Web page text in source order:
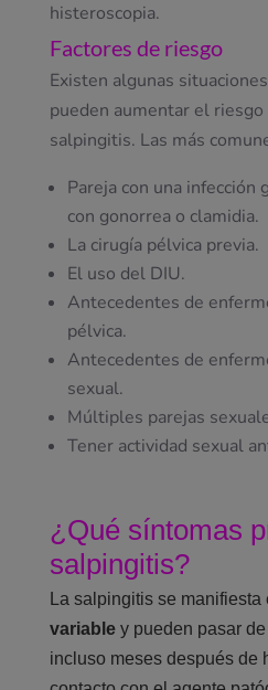
histeroscopia.
Factores de riesgo
Existen algunas
pueden aumentar el riesgo
salpingitis. Las más
Pareja con una
con gonorrea o clamidia.
La cirugía pélvica previa.
El uso del DIU.
Antecedentes de
pélvica.
Antecedentes de
sexual.
Múltiples parejas
Tener actividad sexual
¿Qué síntomas
salpingitis?
La salpingitis se manifiesta
variabley pueden pasar
incluso meses después de